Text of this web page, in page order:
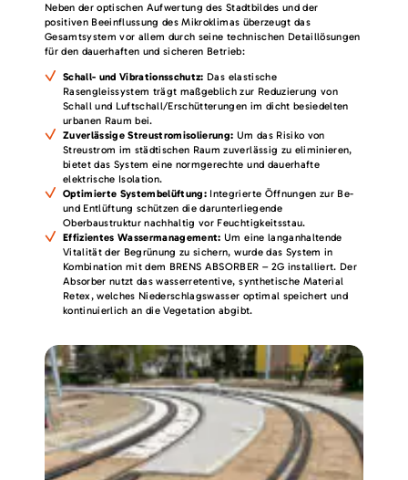
Neben der optischen Aufwertung des Stadtbildes und der
positiven Beeinflussung des Mikroklimas überzeugt das
Gesamtsystem vor allem durch seine technischen Detaillösungen
für den dauerhaften und sicheren Betrieb:
Schall- und Vibrationsschutz: Das elastische
Rasengleissystem trägt maßgeblich zur Reduzierung von
Schall und Luftschall/Erschütterungen im dicht besiedelten
urbanen Raum bei.
Zuverlässige Streustromisolierung: Um das Risiko von
Streustrom im städtischen Raum zuverlässig zu eliminieren,
bietet das System eine normgerechte und dauerhafte
elektrische Isolation.
Optimierte Systembelüftung: Integrierte Öffnungen zur Be-
und Entlüftung schützen die darunterliegende
Oberbaustruktur nachhaltig vor Feuchtigkeitsstau.
Effizientes Wassermanagement: Um eine langanhaltende
Vitalität der Begrünung zu sichern, wurde das System in
Kombination mit dem BRENS ABSORBER – 2G installiert. Der
Absorber nutzt das wasserretentive, synthetische Material
Retex, welches Niederschlagswasser optimal speichert und
kontinuierlich an die Vegetation abgibt.